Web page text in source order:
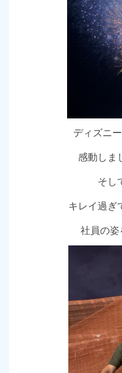
ディズニ
感動しま
そし
キレイ過ぎ
社員の姿